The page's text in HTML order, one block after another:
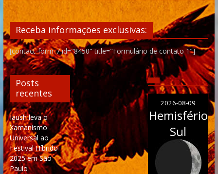
Receba informações exclusivas:
[contact-form-7 id="8450" title="Formulário de contato 1"]
Posts
recentes
Iaush leva o
Xamanismo
Universal ao
Festival Híbrido
2025 em São
Paulo
2026-08-09
Hemisfério
Sul